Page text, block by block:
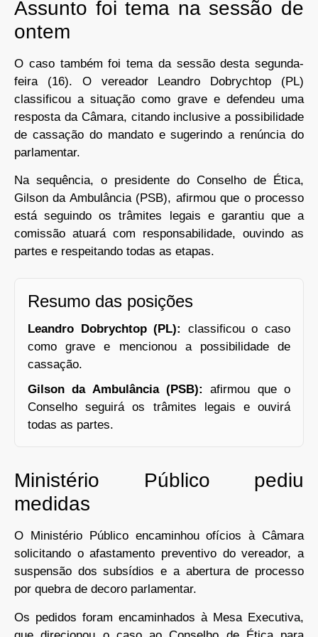
Assunto foi tema na sessão de
ontem
O caso também foi tema da sessão desta segunda-
feira (16). O vereador Leandro Dobrychtop (PL)
classificou a situação como grave e defendeu uma
resposta da Câmara, citando inclusive a possibilidade
de cassação do mandato e sugerindo a renúncia do
parlamentar.
Na sequência, o presidente do Conselho de Ética,
Gilson da Ambulância (PSB), afirmou que o processo
está seguindo os trâmites legais e garantiu que a
comissão atuará com responsabilidade, ouvindo as
partes e respeitando todas as etapas.
Resumo das posições
Leandro Dobrychtop (PL):
classificou o caso
como grave e mencionou a possibilidade de
cassação.
Gilson da Ambulância (PSB):
afirmou que o
Conselho seguirá os trâmites legais e ouvirá
todas as partes.
Ministério Público pediu
medidas
O Ministério Público encaminhou ofícios à Câmara
solicitando o afastamento preventivo do vereador, a
suspensão dos subsídios e a abertura de processo
por quebra de decoro parlamentar.
Os pedidos foram encaminhados à Mesa Executiva,